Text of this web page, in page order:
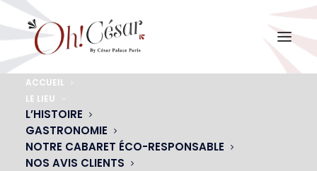
ACCUEIL
LE LIEU
L’HISTOIRE
GASTRONOMIE
NOTRE CABARET ÉCO-RESPONSABLE
NOS AVIS CLIENTS
CROONER ATTITUDE
Un show exceptionnel à ne pas manquer !